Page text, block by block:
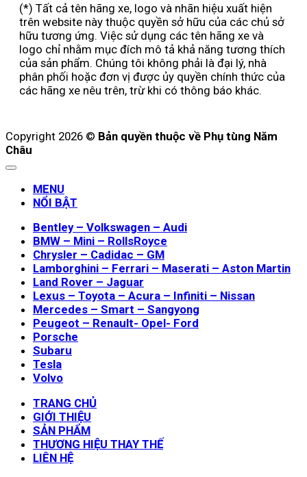
(*) Tất cả tên hãng xe, logo và nhãn hiệu xuất hiện
trên website này thuộc quyền sở hữu của các chủ sở
hữu tương ứng. Việc sử dụng các tên hãng xe và
logo chỉ nhằm mục đích mô tả khả năng tương thích
của sản phẩm. Chúng tôi không phải là đại lý, nhà
phân phối hoặc đơn vị được ủy quyền chính thức của
các hãng xe nêu trên, trừ khi có thông báo khác.
Copyright 2026 © Bản quyền thuộc về Phụ tùng Năm
Châu
MENU
NỔI BẬT
Bentley – Volkswagen – Audi
BMW – Mini – RollsRoyce
Chrysler – Cadidac – GM
Lamborghini – Ferrari – Maserati – Aston Martin
Land Rover – Jaguar
Lexus – Toyota – Acura – Infiniti – Nissan
Mercedes – Smart – Sangyong
Peugeot – Renault- Opel- Ford
Porsche
Subaru
Tesla
Volvo
TRANG CHỦ
GIỚI THIỆU
SẢN PHẨM
THƯƠNG HIỆU THAY THẾ
LIÊN HỆ